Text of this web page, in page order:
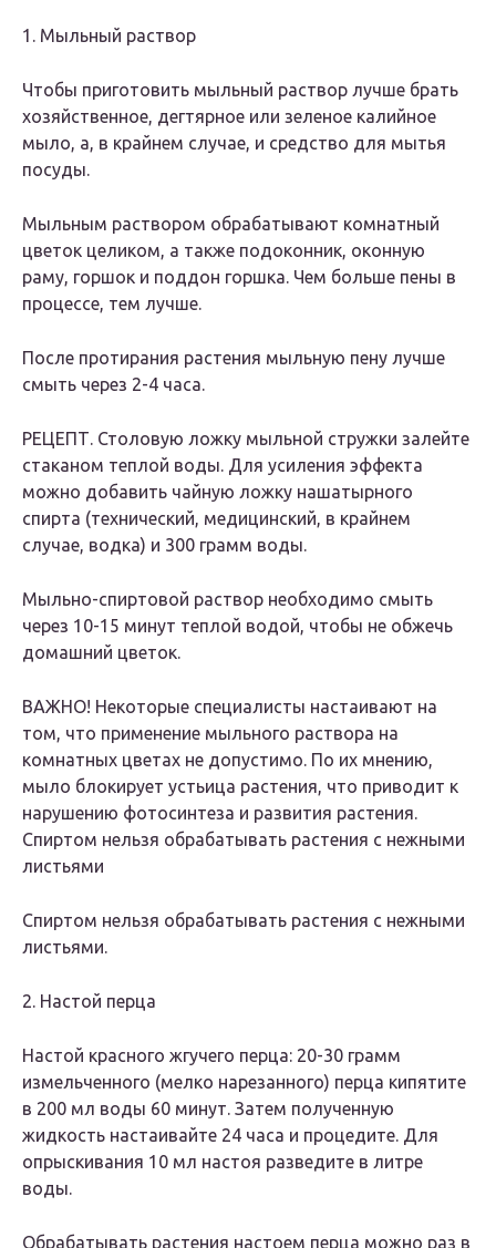
1. Мыльный раствор
Чтобы приготовить мыльный раствор лучше брать
хозяйственное, дегтярное или зеленое калийное
мыло, а, в крайнем случае, и средство для мытья
посуды.
Мыльным раствором обрабатывают комнатный
цветок целиком, а также подоконник, оконную
раму, горшок и поддон горшка. Чем больше пены в
процессе, тем лучше.
После протирания растения мыльную пену лучше
смыть через 2-4 часа.
РЕЦЕПТ. Столовую ложку мыльной стружки залейте
стаканом теплой воды. Для усиления эффекта
можно добавить чайную ложку нашатырного
спирта (технический, медицинский, в крайнем
случае, водка) и 300 грамм воды.
Мыльно-спиртовой раствор необходимо смыть
через 10-15 минут теплой водой, чтобы не обжечь
домашний цветок.
ВАЖНО! Некоторые специалисты настаивают на
том, что применение мыльного раствора на
комнатных цветах не допустимо. По их мнению,
мыло блокирует устьица растения, что приводит к
нарушению фотосинтеза и развития растения.
Спиртом нельзя обрабатывать растения с нежными
листьями
Спиртом нельзя обрабатывать растения с нежными
листьями.
2. Настой перца
Настой красного жгучего перца: 20-30 грамм
измельченного (мелко нарезанного) перца кипятите
в 200 мл воды 60 минут. Затем полученную
жидкость настаивайте 24 часа и процедите. Для
опрыскивания 10 мл настоя разведите в литре
воды.
Обрабатывать растения настоем перца можно раз в